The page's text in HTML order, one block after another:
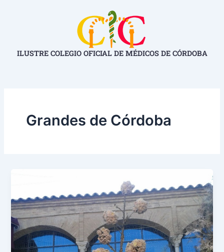
ILUSTRE COLEGIO OFICIAL DE MÉDICOS DE CÓRDOBA
Grandes de Córdoba